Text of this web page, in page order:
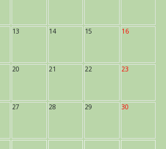
13 14 15 16
20 21 22 23
27 28 29 30